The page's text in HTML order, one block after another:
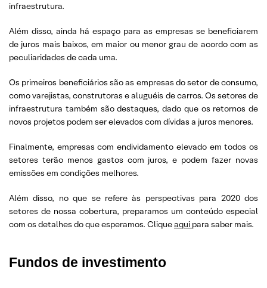
infraestrutura.
Além disso, ainda há espaço para as empresas se beneficiarem
de juros mais baixos, em maior ou menor grau de acordo com as
peculiaridades de cada uma.
Os primeiros beneficiários são as empresas do setor de consumo,
como varejistas, construtoras e aluguéis de carros. Os setores de
infraestrutura também são destaques, dado que os retornos de
novos projetos podem ser elevados com dívidas a juros menores.
Finalmente, empresas com endividamento elevado em todos os
setores terão menos gastos com juros, e podem fazer novas
emissões em condições melhores.
Além disso, no que se refere às perspectivas para 2020 dos
setores de nossa cobertura, preparamos um conteúdo especial
com os detalhes do que esperamos. Cliqueaqui para saber mais.
Fundos de investimento